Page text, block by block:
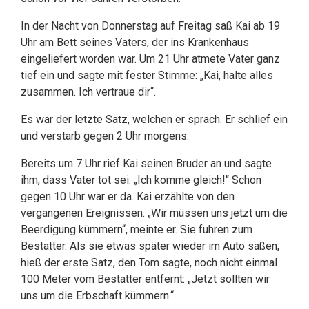
In der Nacht von Donnerstag auf Freitag saß Kai ab 19
Uhr am Bett seines Vaters, der ins Krankenhaus
eingeliefert worden war. Um 21 Uhr atmete Vater ganz
tief ein und sagte mit fester Stimme: „Kai, halte alles
zusammen. Ich vertraue dir“.
Es war der letzte Satz, welchen er sprach. Er schlief ein
und verstarb gegen 2 Uhr morgens.
Bereits um 7 Uhr rief Kai seinen Bruder an und sagte
ihm, dass Vater tot sei. „Ich komme gleich!“ Schon
gegen 10 Uhr war er da. Kai erzählte von den
vergangenen Ereignissen. „Wir müssen uns jetzt um die
Beerdigung kümmern“, meinte er. Sie fuhren zum
Bestatter. Als sie etwas später wieder im Auto saßen,
hieß der erste Satz, den Tom sagte, noch nicht einmal
100 Meter vom Bestatter entfernt: „Jetzt sollten wir
uns um die Erbschaft kümmern.“